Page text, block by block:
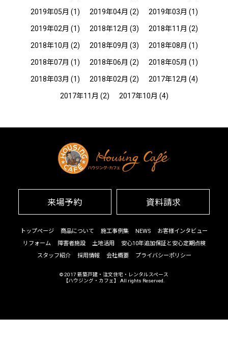
2019年05月 (1) 2019年04月 (2) 2019年03月 (1)
2019年02月 (1) 2018年12月 (3) 2018年11月 (2)
2018年10月 (2) 2018年09月 (3) 2018年08月 (1)
2018年07月 (1) 2018年06月 (2) 2018年05月 (1)
2018年03月 (1) 2018年02月 (2) 2017年12月 (4)
2017年11月 (2) 2017年10月 (4)
来場予約 資料請求
トップページ 商品について 施工事例集 NEWS
お客様インタビュー
リフォーム
障害者施設 土地活用
安心10年追加保証と安心定期点検
スタッフ紹介
採用情報 会社概要 プライバシーポリシー
© 2017 新築戸建・注文住宅・レンタルスペース
【ハウジング・カフェ】
All rights Reserved.